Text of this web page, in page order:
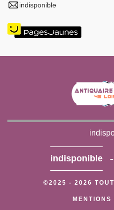
indisponible
indisponible -
©2025 - 2026
MENTIONS